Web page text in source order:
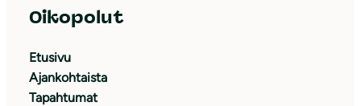
Oikopolut
Etusivu
Ajankohtaista
Tapahtumat